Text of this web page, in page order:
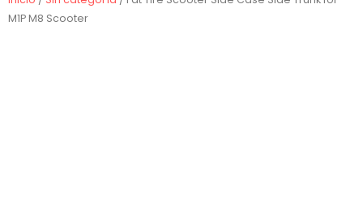
M1P M8 Scooter